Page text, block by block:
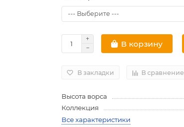
В корзину
В закладки В сравнение
Высота ворса
Коллекция
Все характеристики